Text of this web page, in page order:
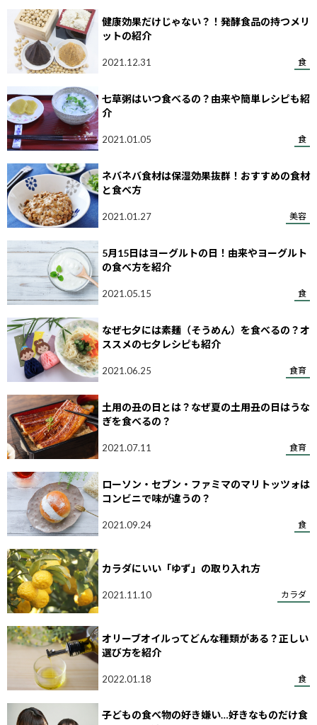
健康効果だけじゃない？！発酵食品の持つメリ
ットの紹介
2021.12.31 食
七草粥はいつ食べるの？由来や簡単レシピも紹
介
2021.01.05 食
ネバネバ食材は保湿効果抜群！おすすめの食材
と食べ方
2021.01.27 美容
5月15日はヨーグルトの日！由来やヨーグルト
の食べ方を紹介
2021.05.15 食
なぜ七夕には素麺（そうめん）を食べるの？オ
ススメの七夕レシピも紹介
2021.06.25 食育
土用の丑の日とは？なぜ夏の土用丑の日はうな
ぎを食べるの？
2021.07.11 食育
ローソン・セブン・ファミマのマリトッツォは
コンビニで味が違うの？
2021.09.24 食
カラダにいい「ゆず」の取り入れ方
2021.11.10 カラダ
オリーブオイルってどんな種類がある？正しい
選び方を紹介
2022.01.18 食
子どもの食べ物の好き嫌い…好きなものだけ食